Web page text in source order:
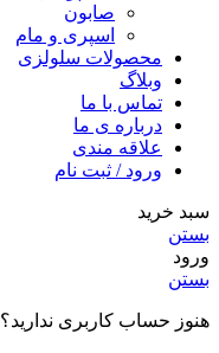
صابون
اسپری و مام
محصولات سلولزی
وبلاگ
تماس با ما
درباره ی ما
علاقه مندی
ورود / ثبت نام
سبد خرید
بستن
ورود
بستن
هنوز حساب کاربری ندارید؟